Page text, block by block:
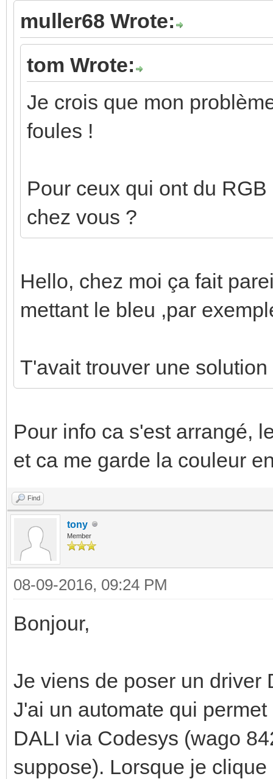
muller68 Wrote:
tom Wrote:
Je crois que mon
foules !
Pour ceux qui ont du
chez vous ?
Hello, chez moi ça fait
mettant le bleu ,par
T'avait trouver une
Pour info ca s'est arrangé,
et ca me garde la couleur
Find
tony
Member
08-09-2016, 09:24 PM
Bonjour,
Je viens de poser un driver
J'ai un automate qui
DALI via Codesys (wago
suppose). Lorsque je